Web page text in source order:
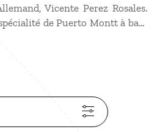
Vicente Perez Rosales.
de Puerto Montt à base
dans un palafito, les
avez du temps, poursuivez
ou jusqu'au parc national Alerce
vieux de près de 3 000